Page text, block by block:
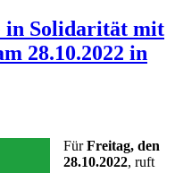
in Solidarität mit
28.10.2022 in
FürFreitag, den
28.10.2022, ruft